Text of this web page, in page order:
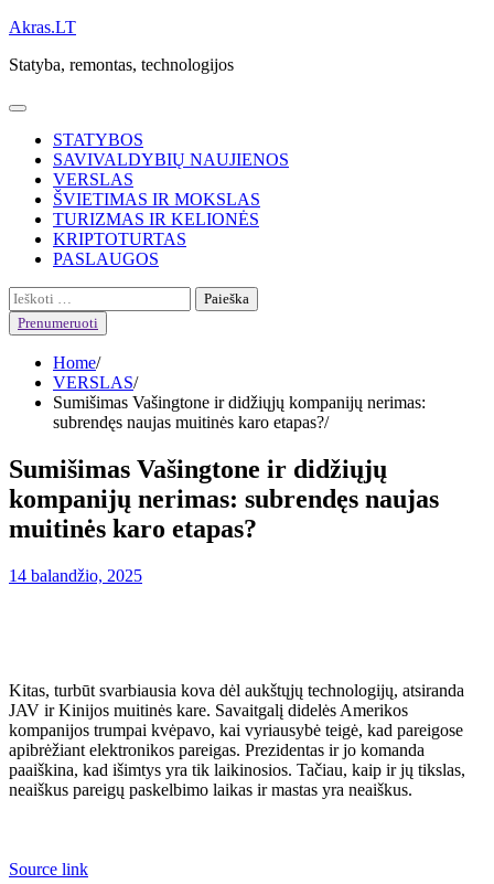
Skip
content
Akras.LT
Statyba, remontas, technologijos
STATYBOS
SAVIVALDYBIŲ NAUJIENOS
VERSLAS
ŠVIETIMAS IR MOKSLAS
TURIZMAS IR KELIONĖS
KRIPTOTURTAS
PASLAUGOS
Ieškoti:
Prenumeruoti
Home
VERSLAS
Sumišimas Vašingtone ir didžiųjų kompanijų nerimas:
subrendęs naujas muitinės karo etapas?
Sumišimas Vašingtone ir didžiųjų
kompanijų nerimas: subrendęs naujas
muitinės karo etapas?
14 balandžio, 2025
Kitas, turbūt svarbiausia kova dėl aukštųjų technologijų, atsiranda
JAV ir Kinijos muitinės kare. Savaitgalį didelės Amerikos
kompanijos trumpai kvėpavo, kai vyriausybė teigė, kad pareigose
apibrėžiant elektronikos pareigas. Prezidentas ir jo komanda
paaiškina, kad išimtys yra tik laikinosios. Tačiau, kaip ir jų tikslas,
neaiškus pareigų paskelbimo laikas ir mastas yra neaiškus.
Source link